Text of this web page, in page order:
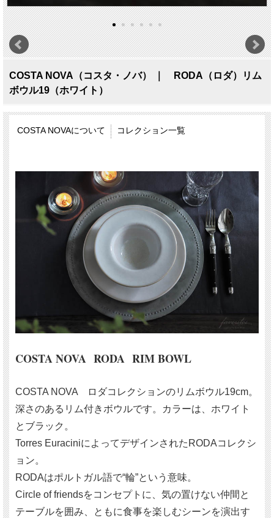
COSTA NOVA（コスタ・ノバ） ｜ RODA（ロダ）リム
ボウル19（ホワイト）
COSTA NOVAについて コレクション一覧
COSTA NOVA RODA RIM BOWL
COSTA NOVA ロダコレクションのリムボウル19cm。
深さのあるリム付きボウルです。カラーは、ホワイト
とブラック。
Torres EuraciniによってデザインされたRODAコレクシ
ョン。
RODAはポルトガル語で“輪”という意味。
Circle of friendsをコンセプトに、気の置けない仲間と
テーブルを囲み、ともに食事を楽しむシーンを演出す